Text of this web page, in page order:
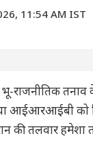
11:54 AM IST
राजनीतिक तनाव
आईआरआईबी
की तलवार